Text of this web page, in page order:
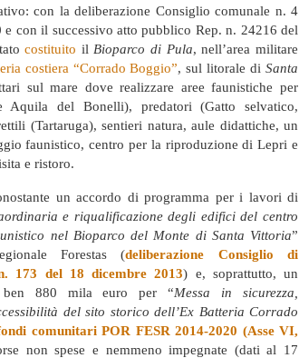
con la deliberazione Consiglio comunale n. 4
e con il successivo atto pubblico Rep. n. 24216 del
costituito il Bioparco di Pula, nell’area militare
costiera “Corrado Boggio”, sul litorale diSanta
sul mare dove realizzare aree faunistiche per
Aquila del Bonelli), predatori (Gatto selvatico,
(Tartaruga), sentieri natura, aule didattiche, un
faunistico, centro per la riproduzione di Lepri e
e ristoro.
un accordo di programma per i lavori di
e riqualificazione degli edifici del centro
nel Bioparco del Monte di Santa Vittoria”
Forestas (deliberazione Consiglio di
173 del 18 dicembre 2013) e, soprattutto, un
ben 880 mila euro per “Messa in sicurezza,
del sito storico dell’Ex Batteria Corrado
comunitari POR FESR 2014-2020 (Asse VI,
non spese e nemmeno impegnate (dati al 17